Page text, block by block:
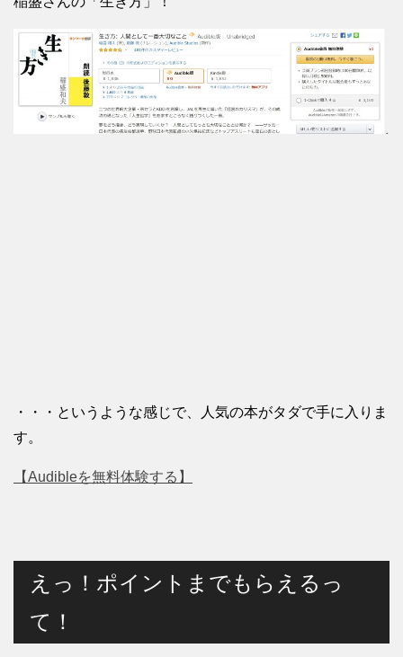
・・・というような感じで、人気の本がタダで手に入りま
す。
【Audibleを無料体験する】
えっ！ポイントまでもらえるっ
て！